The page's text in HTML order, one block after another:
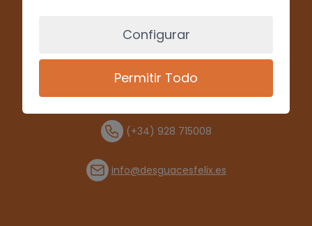
(+34) 928 715008
info@desguacesfelix.es
Configurar
Permitir Todo